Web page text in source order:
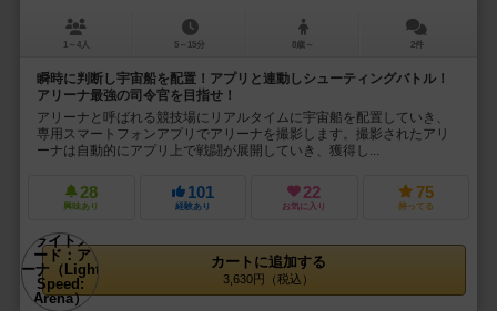
1～4人 5～15分 8歳～ 2件
瞬時に判断し宇宙船を配置！アプリと連動しシューティングバトル！
アリーナ最強の司令官を目指せ！
アリーナと呼ばれる競技場にリアルタイムに宇宙船を配置していき、
専用スマートフォンアプリでアリーナを撮影します。撮影されたアリ
ーナは自動的にアプリ上で戦闘が展開していき、獲得し...
28
興味あり
101
経験あり
22
お気に入り
75
持ってる
カートに追加する
3,630円（税込）